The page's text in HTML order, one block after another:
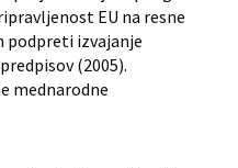
EU na resne
podpreti izvajanje
(2005).
mednarodne